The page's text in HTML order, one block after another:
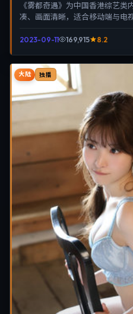
《雾都奇遇》为中国香港综艺
凑、画面清晰，适合移动端与电
2023-09-11 169,915 8.2
大陆 独播